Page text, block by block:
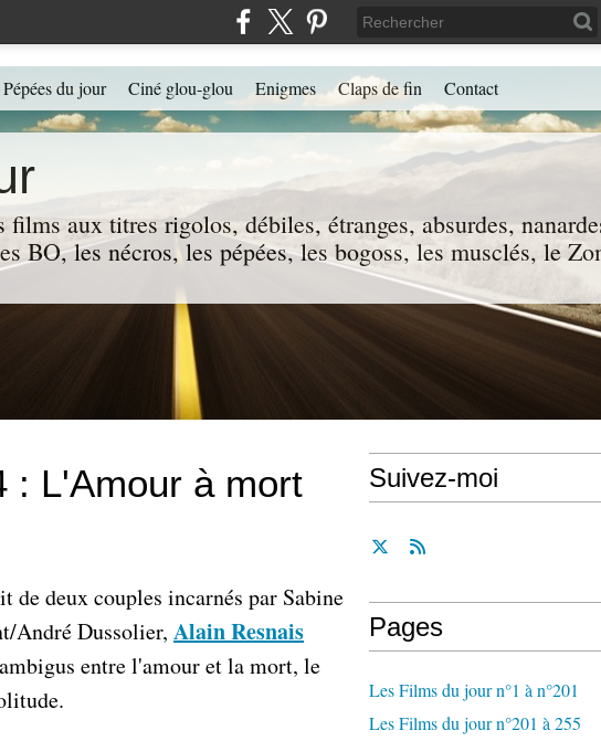
aux titres rigolos, débiles, étranges, absurdes,
BO, les nécros, les pépées, les bogoss, les musclés, le
Pépées du jour Ciné glou-glou Enigmes Claps de fin Contact
: L'Amour à mort
de deux couples incarnés par Sabine
André Dussolier, Alain Resnais
entre l'amour et la mort, le
Suivez-moi
Pages
Les Films du jour n°1 à n°201
Les Films du jour n°201 à 255